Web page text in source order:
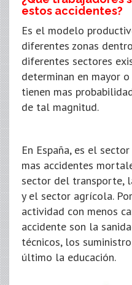
estos accidentes?
Es el modelo
diferentes zonas
diferentes sectores
determinan en mayor
tienen mas
de tal magnitud.
En España, es el
mas accidentes
sector del transporte,
y el sector agrícola.
actividad con menos
accidente son la
técnicos, los
último la educación.